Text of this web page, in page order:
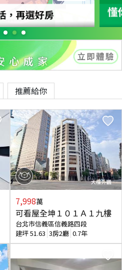
推薦給你
7,998萬
可看屋全坤１０１Ａ１九樓
台北市信義區信義路四段
建坪51.63 3房2廳 0.7年